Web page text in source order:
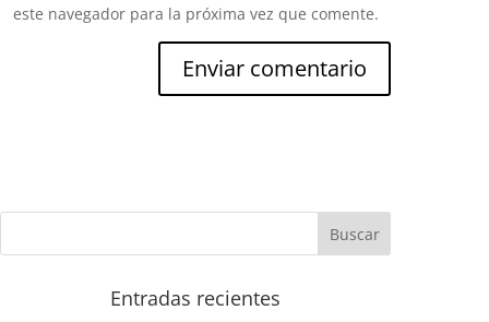
este navegador para la próxima vez que comente.
Entradas recientes